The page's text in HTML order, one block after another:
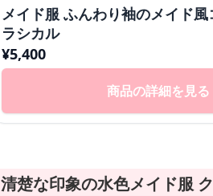
メイド服 ふんわり袖のメイド
ラシカル
¥5,400
商品の詳細を見る
清楚な印象の水色メイド服